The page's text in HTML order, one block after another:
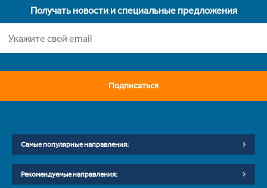
Получать новости и специальные предложения
Подписаться
Самые популярные направления:
Рекомендуемые направления: